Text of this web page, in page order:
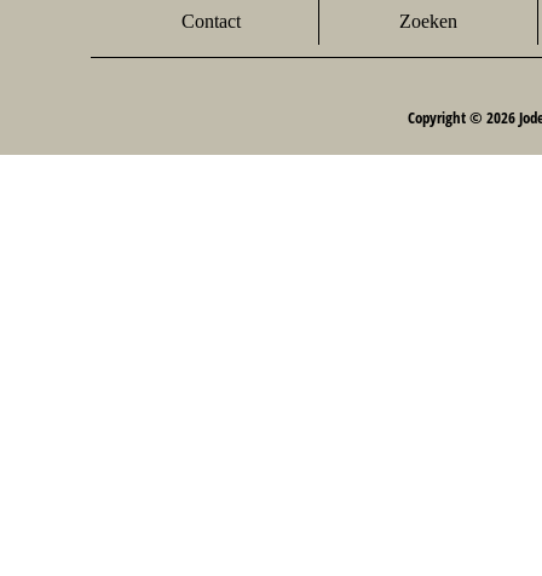
Contact Zoeken
Copyright © 2026